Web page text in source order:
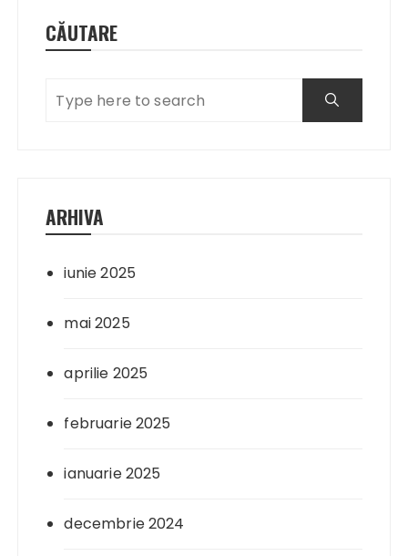
CĂUTARE
ARHIVA
iunie 2025
mai 2025
aprilie 2025
februarie 2025
ianuarie 2025
decembrie 2024